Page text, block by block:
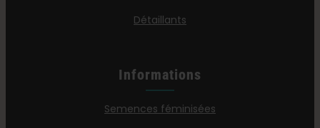
Détaillants
Informations
Semences féminisées